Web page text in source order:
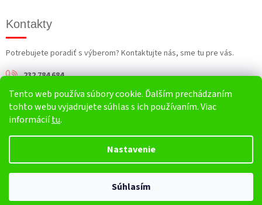
Tento web používa súbory cookie. Ďalším prechádzaním
tohto webu vyjadrujete súhlas s ich používaním. Viac
informáciítu.
Nastavenie
Súhlasím
Kontakty
Potrebujete poradiť s výberom? Kontaktujte nás, sme tu pre vás.
232 784 684
info@harv.sk
HARV.sk. Všetky práva vyhradené.